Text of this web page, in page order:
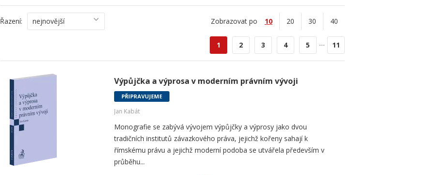
Řazení: nejnovější Zobrazovat po 10 20 30 40
1 2 3 4 5 ... 11
Výpůjčka a výprosa v moderním právním vývoji
PŘIPRAVUJEME
Jan Kabát
Monografie se zabývá vývojem výpůjčky a výprosy jako dvou
tradičních institutů závazkového práva, jejichž kořeny sahají k
římskému právu a jejichž moderní podoba se utvářela především v
průběhu...